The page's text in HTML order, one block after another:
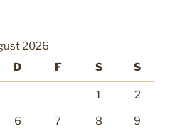
2026
D F S S
1 2
6 7 8 9